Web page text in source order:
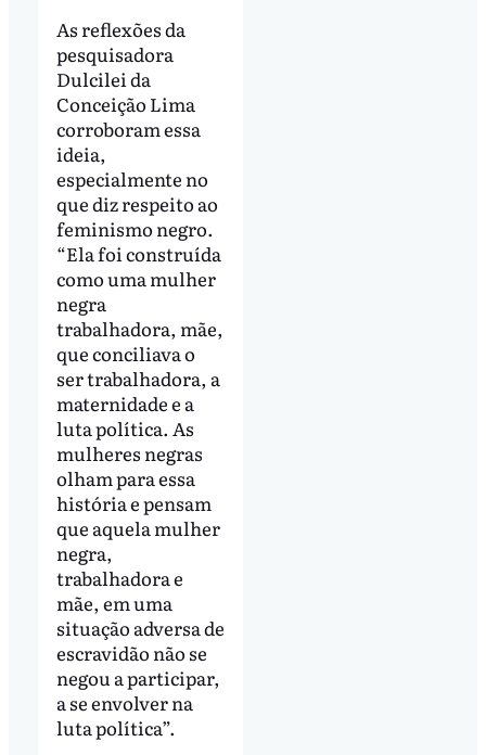
As reflexões da
pesquisadora
Dulcilei da
Conceição Lima
corroboram essa
ideia,
especialmente no
que diz respeito ao
feminismo negro.
“Ela foi construída
como uma mulher
negra
trabalhadora, mãe,
que conciliava o
ser trabalhadora, a
maternidade e a
luta política. As
mulheres negras
olham para essa
história e pensam
que aquela mulher
negra,
trabalhadora e
mãe, em uma
situação adversa de
escravidão não se
negou a participar,
a se envolver na
luta política”.